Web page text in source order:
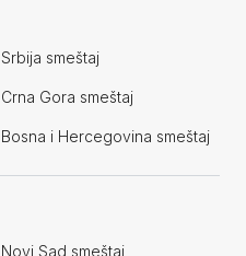
Srbija smeštaj
Crna Gora smeštaj
Bosna i Hercegovina smeštaj
Novi Sad smeštaj